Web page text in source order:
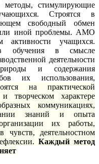
стимулирующие
Строятся в
свободный обмен
иной проблемы. АМО
активности учащихся.
обучения в смысле
деятельности
и содержания
их использования,
на практической
творческом характере
коммуникациях,
знаний и опыта
их работы,
чувств, деятельностном
Каждый метод